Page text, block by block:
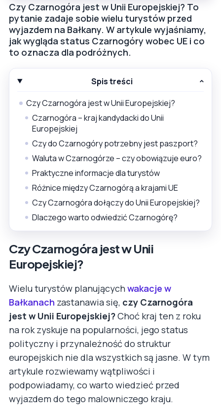
Czy Czarnogóra jest w Unii Europejskiej? To
pytanie zadaje sobie wielu turystów przed
wyjazdem na Bałkany. W artykule wyjaśniamy,
jak wygląda status Czarnogóry wobec UE i co
to oznacza dla podróżnych.
Spis treści
Czy Czarnogóra jest w Unii Europejskiej?
Czarnogóra – kraj kandydacki do Unii
Europejskiej
Czy do Czarnogóry potrzebny jest paszport?
Waluta w Czarnogórze – czy obowiązuje euro?
Praktyczne informacje dla turystów
Różnice między Czarnogórą a krajami UE
Czy Czarnogóra dołączy do Unii Europejskiej?
Dlaczego warto odwiedzić Czarnogórę?
Czy Czarnogóra jest w Unii
Europejskiej?
Wielu turystów planującychwakacje w
Bałkanach zastanawia się, czy Czarnogóra
jest w Unii Europejskiej?Choć kraj ten z roku
na rok zyskuje na popularności, jego status
polityczny i przynależność do struktur
europejskich nie dla wszystkich są jasne. W tym
artykule rozwiewamy wątpliwości i
podpowiadamy, co warto wiedzieć przed
wyjazdem do tego malowniczego kraju.